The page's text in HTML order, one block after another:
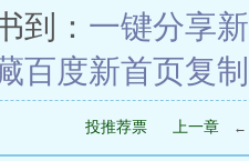
到： 一键分享
百度新首页复
投推荐票 上一章 ←